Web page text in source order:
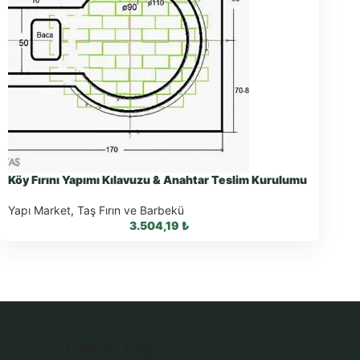
Köy Fırını Yapımı Kılavuzu & Anahtar Teslim Kurulumu
Yapı Market, Taş Fırın ve Barbekü
3.504,19 ₺